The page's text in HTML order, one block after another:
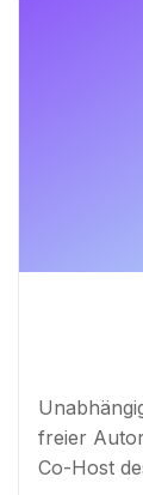
freier
Co-Host